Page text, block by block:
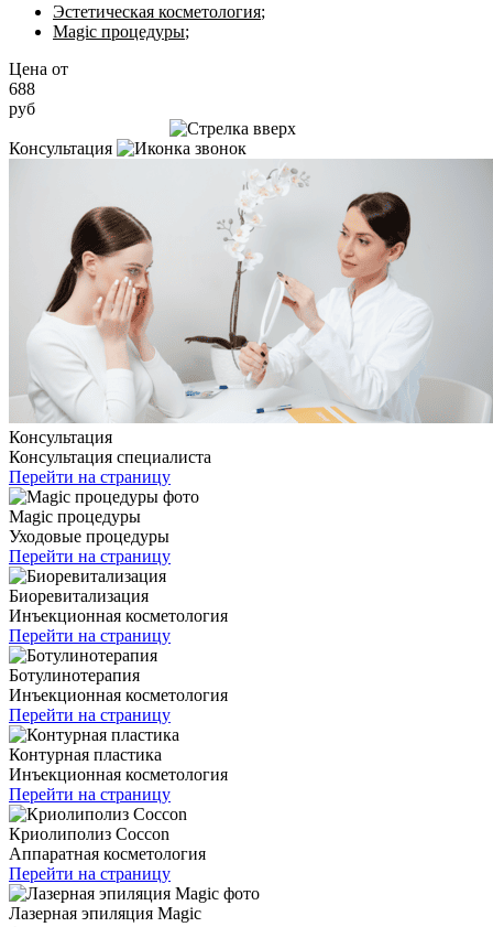
Эстетическая косметология;
Magic процедуры;
Цена от
688
руб
Консультация
Консультация
Консультация специалиста
Перейти на страницу
Magic процедуры
Уходовые процедуры
Перейти на страницу
Биоревитализация
Инъекционная косметология
Перейти на страницу
Ботулинотерапия
Инъекционная косметология
Перейти на страницу
Контурная пластика
Инъекционная косметология
Перейти на страницу
Криолиполиз Coccon
Аппаратная косметология
Перейти на страницу
Лазерная эпиляция Magic